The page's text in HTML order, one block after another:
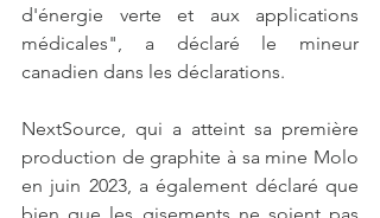
d'énergie verte et aux applications
médicales", a déclaré le mineur
canadien dans les déclarations.
NextSource, qui a atteint sa première
production de graphite à sa mine Molo
en juin 2023, a également déclaré que